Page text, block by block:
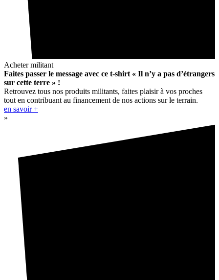
Acheter militant
Faites passer le message avec ce t-shirt « Il n’y a pas d’étrangers
sur cette terre » !
Retrouvez tous nos produits militants, faites plaisir à vos proches
tout en contribuant au financement de nos actions sur le terrain.
en savoir +
»